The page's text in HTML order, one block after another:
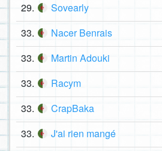
29. Sovearly
33. Nacer Benrais
33. Martin Adouki
33. Racym
33. CrapBaka
33. J'ai rien mangé